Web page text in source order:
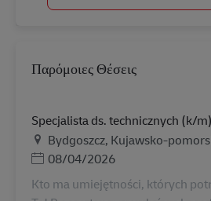
Παρόμοιες Θέσεις
Specjalista ds. technicznych (k/m)
Τοποθεσία
Bydgoszcz, Kujawsko-
Ημερομηνία Ανάρτησης
08/04/2026
Kto ma umiejętności, których